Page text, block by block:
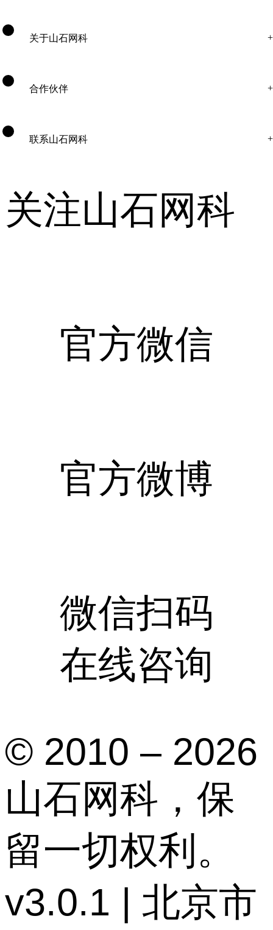
关于山石网科
合作伙伴
联系山石网科
关注山石网科
官方微信
官方微博
微信扫码
在线咨询
© 2010 – 2026
山石网科，保
留一切权利。
v3.0.1 | 北京市